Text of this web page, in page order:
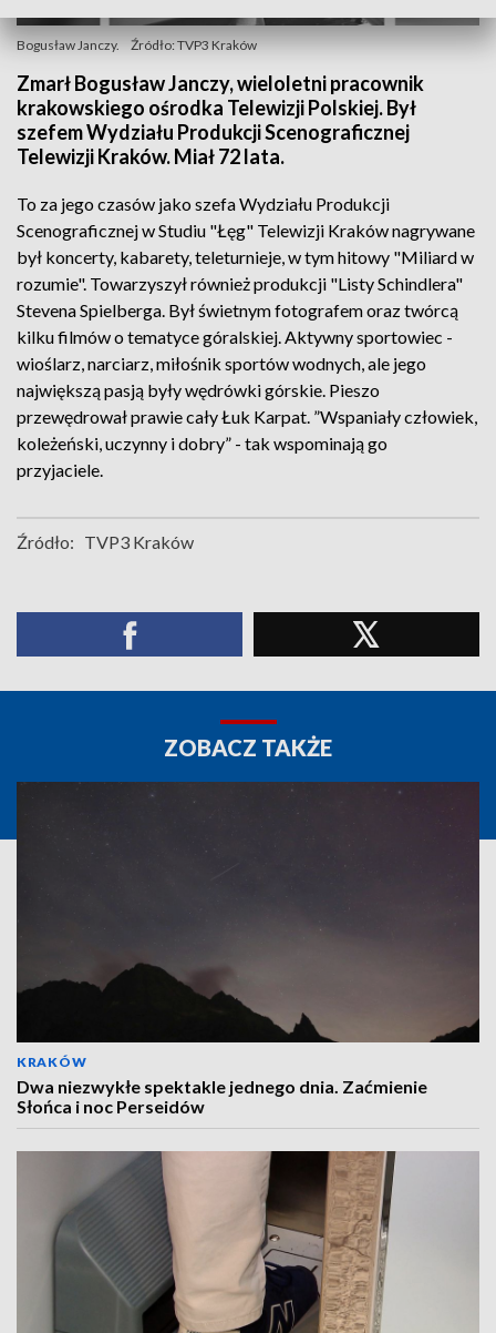
Bogusław Janczy. Źródło: TVP3 Kraków
Zmarł Bogusław Janczy, wieloletni pracownik
krakowskiego ośrodka Telewizji Polskiej. Był
szefem Wydziału Produkcji Scenograficznej
Telewizji Kraków. Miał 72 lata.
To za jego czasów jako szefa Wydziału Produkcji
Scenograficznej w Studiu "Łęg" Telewizji Kraków nagrywane
był koncerty, kabarety, teleturnieje, w tym hitowy "Miliard w
rozumie". Towarzyszył również produkcji "Listy Schindlera"
Stevena Spielberga. Był świetnym fotografem oraz twórcą
kilku filmów o tematyce góralskiej. Aktywny sportowiec -
wioślarz, narciarz, miłośnik sportów wodnych, ale jego
największą pasją były wędrówki górskie. Pieszo
przewędrował prawie cały Łuk Karpat. ”Wspaniały człowiek,
koleżeński, uczynny i dobry” - tak wspominają go
przyjaciele.
Źródło: TVP3 Kraków
ZOBACZ TAKŻE
KRAKÓW
Dwa niezwykłe spektakle jednego dnia. Zaćmienie
Słońca i noc Perseidów